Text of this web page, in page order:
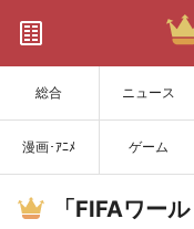
総合 ニュース
漫画･ｱﾆﾒ ゲーム
「FIFAワー